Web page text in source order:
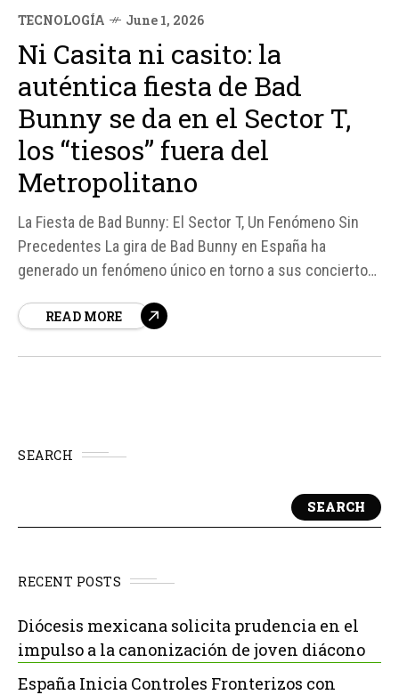
TECNOLOGÍA June 1, 2026
Ni Casita ni casito: la
auténtica fiesta de Bad
Bunny se da en el Sector T,
los “tiesos” fuera del
Metropolitano
La Fiesta de Bad Bunny: El Sector T, Un Fenómeno Sin
Precedentes La gira de Bad Bunny en España ha
generado un fenómeno único en torno a sus conciertos
vendidas para doce conciertos, las expectativas eran
READ MORE
SEARCH
SEARCH
RECENT POSTS
Diócesis mexicana solicita prudencia en el
impulso a la canonización de joven diácono
España Inicia Controles Fronterizos con